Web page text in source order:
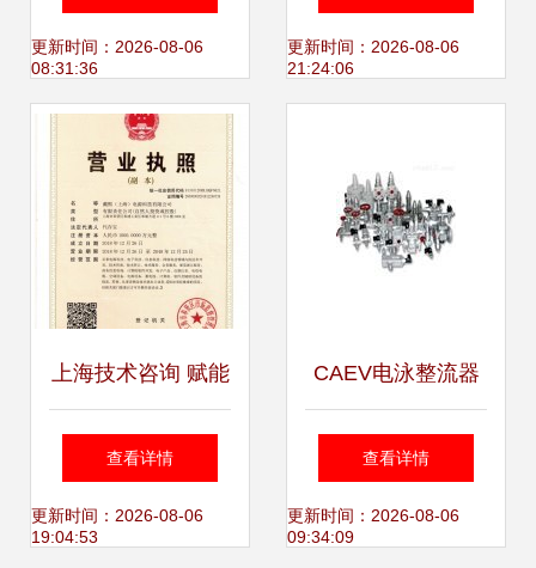
斯润滑油专业解析
更新时间：2026-08-06
08:31:36
遗技艺的珍贵文献
更新时间：2026-08-06
21:24:06
上海技术咨询 赋能
企业创新发展的智
慧引擎
查看详情
更新时间：2026-08-06
19:04:53
CAEV电泳整流器
上海连航机电科技
的卓越技术方案
查看详情
更新时间：2026-08-06
09:34:09